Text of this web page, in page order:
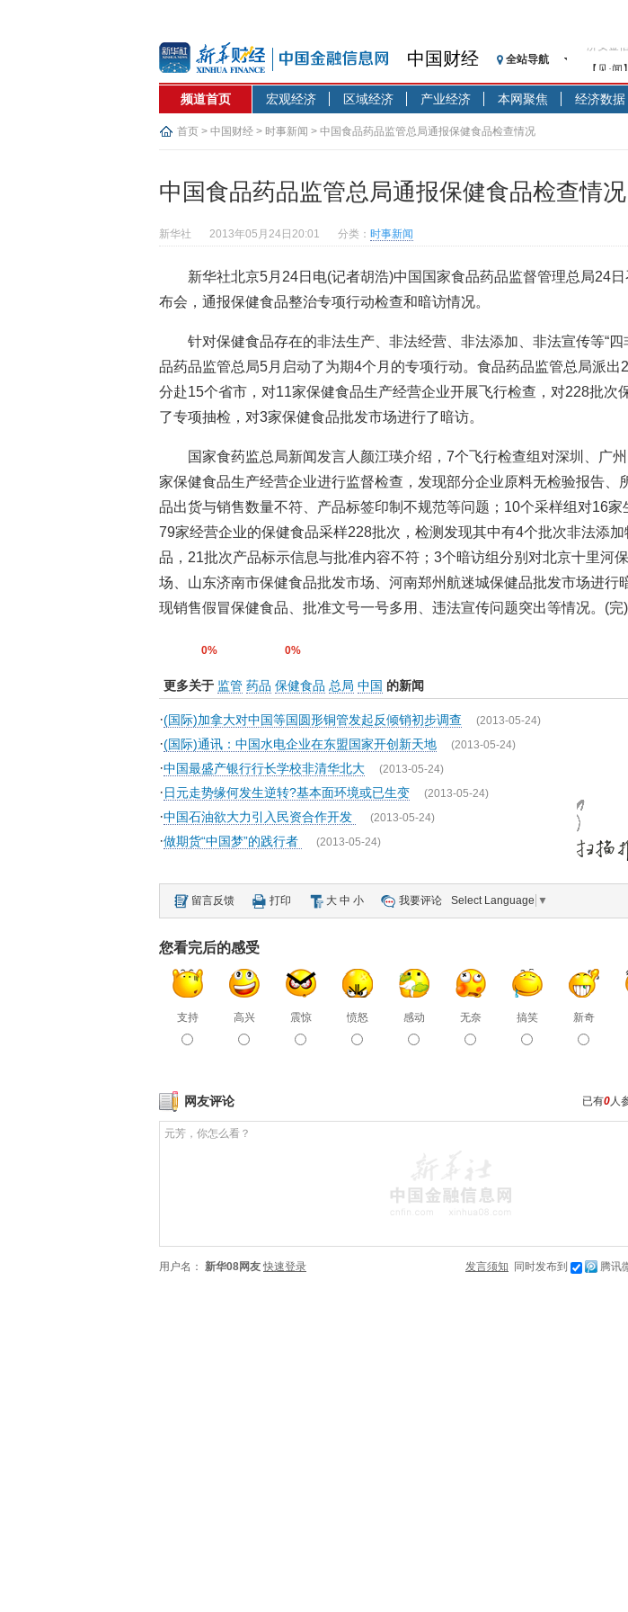
中国财经 全站导航
记者手
【见·闻
济安金
【新华
央行公
基本面
沥青期
恒生聚
济安金
频道首页 宏观经济 区域经济 产业经济 本网聚焦 经济数据
首页 > 中国财经 > 时事新闻 > 中国食品药品监管总局通报保健食品检查情况
中国食品药品监管总局通报保健食品检查情况
新华社 2013年05月24日20:01 分类： 时事新闻
新华社北京5月24日电(记者胡浩)中国国家食品药品监督管理总局24
布会，通报保健食品整治专项行动检查和暗访情况。
针对保健食品存在的非法生产、非法经营、非法添加、非法宣传等“四
品药品监管总局5月启动了为期4个月的专项行动。食品药品监管总局派出
分赴15个省市，对11家保健食品生产经营企业开展飞行检查，对228批次
了专项抽检，对3家保健食品批发市场进行了暗访。
国家食药监总局新闻发言人颜江瑛介绍，7个飞行检查组对深圳、广
家保健食品生产经营企业进行监督检查，发现部分企业原料无检验报告、
品出货与销售数量不符、产品标签印制不规范等问题；10个采样组对16家
79家经营企业的保健食品采样228批次，检测发现其中有4个批次非法添加
品，21批次产品标示信息与批准内容不符；3个暗访组分别对北京十里河
场、山东济南市保健食品批发市场、河南郑州航迷城保健品批发市场进行
现销售假冒保健食品、批准文号一号多用、违法宣传问题突出等情况。(完)
0% 0%
更多关于 监管 药品 保健食品 总局 中国 的新闻
·(国际)加拿大对中国等国圆形铜管发起反倾销初步调查 (2013-05-24)
·(国际)通讯：中国水电企业在东盟国家开创新天地 (2013-05-24)
·中国最盛产银行行长学校非清华北大 (2013-05-24)
·日元走势缘何发生逆转?基本面环境或已生变 (2013-05-24)
·中国石油欲大力引入民资合作开发 (2013-05-24)
·做期货“中国梦”的践行者 (2013-05-24)
留言反馈 打印 大 中 小 我要评论 Select Language ▼
您看完后的感受
支持 高兴 震惊 愤怒 感动 无奈 搞笑 新奇
网友评论 已有0人
用户名： 新华08网友 快速登录 发言须知 同时发布到 腾讯